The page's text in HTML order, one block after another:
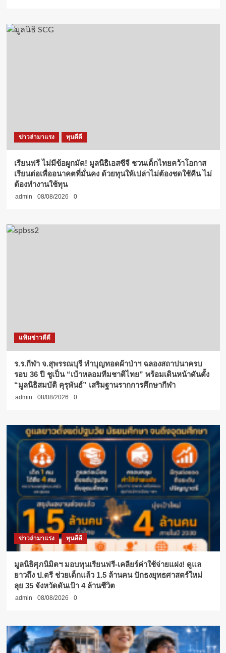
ข่าวล่ามาแรง ทุนดีดี
เรียนฟรี ไม่มีข้อผูกมัด! มูลนิธิเอสซีจี ชวนเด็กไทยคว้าโอกาส
เรียนต่อเพื่ออนาคตที่มั่นคง ด้วยทุนให้เปล่าไม่ต้องชดใช้คืน ไม่
ต้องทำงานใช้ทุน
admin 08/08/2026 0
แฟ้มข่าวดีดี
ร.ร.กีฬา จ.สุพรรณบุรี ทำบุญทอดผ้าป่าฯ ฉลองสถาปนาครบ
รอบ 36 ปี ชูเป็น “เบ้าหลอมทีมชาติไทย” พร้อมเดินหน้าดันตั้ง
“มูลนิธิสมบัติ คุรุพันธ์” เสริมฐานรากการศึกษากีฬา
admin 08/08/2026 0
ข่าวล่ามาแรง ทุนดีดี
มูลนิธิศุภนิมิตฯ มอบทุนเรียนฟรี-เคลียร์ค่าใช้จ่ายแฝง! ดูแล
ยาวถึง ป.ตรี ช่วยเด็กแล้ว 1.5 ล้านคน ปักธงยุทธศาสตร์ใหม่
ลุย 35 จังหวัดดันเป้า 4 ล้านชีวิต
admin 08/08/2026 0